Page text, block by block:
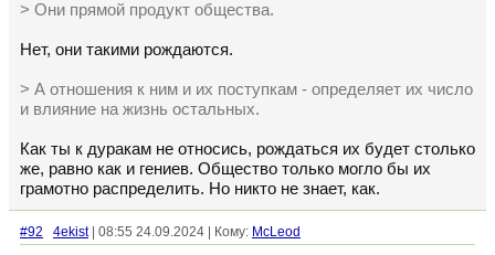
> Они прямой продукт общества.
Нет, они такими рождаются.
> А отношения к ним и их поступкам - определяет их число
и влияние на жизнь остальных.
Как ты к дуракам не относись, рождаться их будет столько
же, равно как и гениев. Общество только могло бы их
грамотно распределить. Но никто не знает, как.
#92 4ekist| 08:55 24.09.2024 | Кому: McLeod